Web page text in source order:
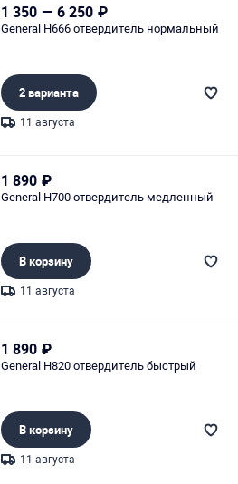
1 350 — 6 250 ₽
General H666 отвердитель нормальный
2 варианта
11 августа
1 890 ₽
General H700 отвердитель медленный
В корзину
11 августа
1 890 ₽
General H820 отвердитель быстрый
В корзину
11 августа